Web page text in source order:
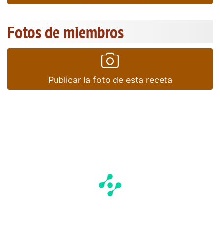
Fotos de miembros
Publicar la foto de esta receta